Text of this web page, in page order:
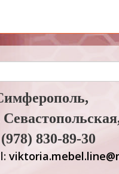
830-89-30